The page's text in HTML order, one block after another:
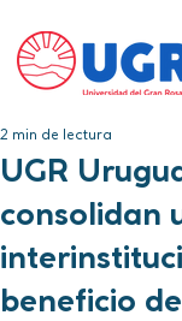
UGR
consolidan
beneficio
2 min de lectura